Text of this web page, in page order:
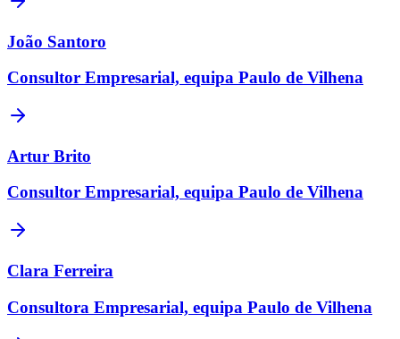
João Santoro
Consultor Empresarial, equipa Paulo de Vilhena
Artur Brito
Consultor Empresarial, equipa Paulo de Vilhena
Clara Ferreira
Consultora Empresarial, equipa Paulo de Vilhena